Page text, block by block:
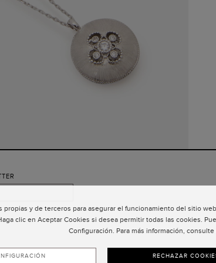
propias y de terceros para asegurar el funcionamiento del sitio
clic en Aceptar Cookies si desea permitir todas las cookies.
Configuración. Para más información,
RECHAZAR